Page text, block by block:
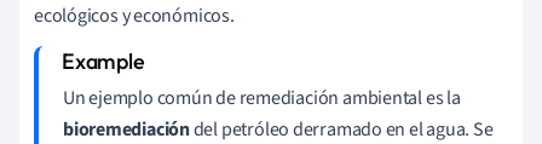
ecológicos y económicos.
Un ejemplo común de remediación ambiental es la
bioremediacióndel petróleo derramado en el agua. Se